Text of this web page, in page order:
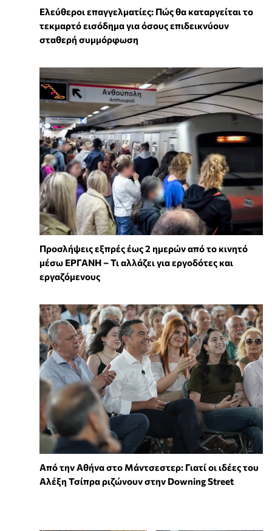
Ελεύθεροι επαγγελματίες: Πώς θα καταργείται το
τεκμαρτό εισόδημα για όσους επιδεικνύουν
σταθερή συμμόρφωση
Προσλήψεις εξπρές έως 2 ημερών από το κινητό
μέσω ΕΡΓΑΝΗ – Τι αλλάζει για εργοδότες και
εργαζόμενους
Από την Αθήνα στο Μάντσεστερ: Γιατί οι ιδέες του
Αλέξη Τσίπρα ριζώνουν στην Downing Street